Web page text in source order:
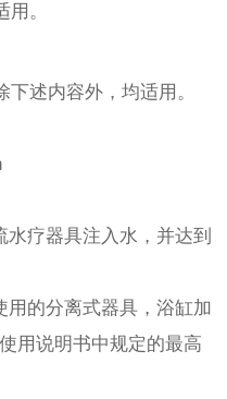
。
述内容外，均适用。
疗器具注入水，并达到
的分离式器具，浴缸加
用说明书中规定的最高